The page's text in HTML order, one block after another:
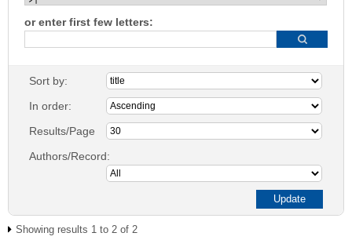
or enter first few letters:
Sort by:
In order:
Results/Page
Authors/Record:
Showing results 1 to 2 of 2